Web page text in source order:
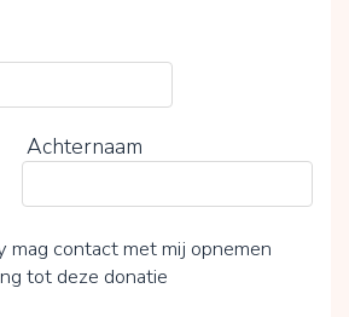
Achternaam
mag contact met mij opnemen
tot deze donatie